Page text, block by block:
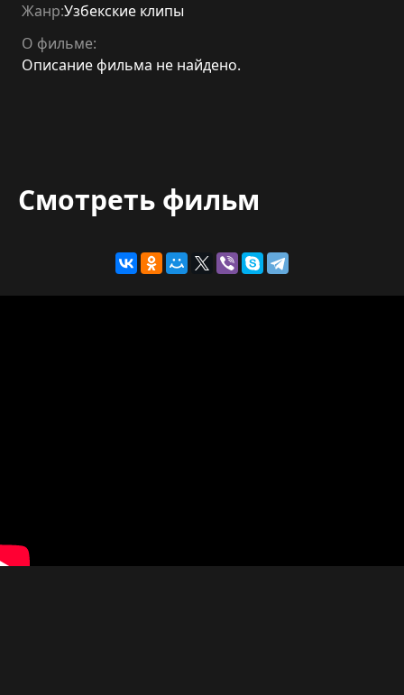
Жанр:Узбекские клипы
О фильме:
Описание фильма не найдено.
Смотреть фильм